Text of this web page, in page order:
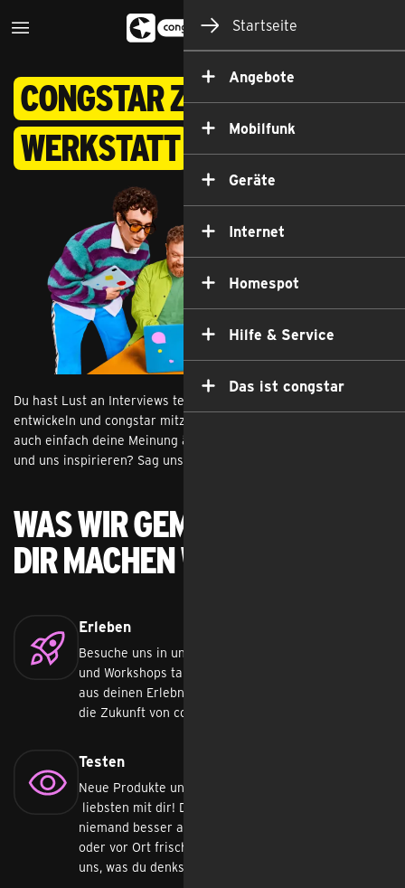
Startseite
Angebote
Mobilfunk
Geräte
Internet
Homespot
Hilfe & Service
Das ist congstar
congstar Zukunfts­
werkstatt
Du hast Lust an Interviews teilzunehmen, Ideen mit uns zu
entwickeln und congstar mitzugestalten? Vielleicht möchtest du
auch einfach deine Meinung äußern, Erfahrungen mit uns teilen
und uns inspirieren? Sag uns ganz einfach, was du denkst.
Was wir gemeinsam mit
dir machen wollen:
Erleben
Besuche uns in unserem Kölner Büro – in Interviews
und Workshops tauchen wir in deine Welt ein, lernen
aus deinen Erlebnissen und gestalten gemeinsam
die Zukunft von congstar!
Testen
Neue Produkte und Services entwickeln wir am
liebsten mit dir! Denn was du brauchst, weiß
niemand besser als du selbst. Teste mit uns online
oder vor Ort frische Ideen und Prototypen – und sag
uns, was du denkst.